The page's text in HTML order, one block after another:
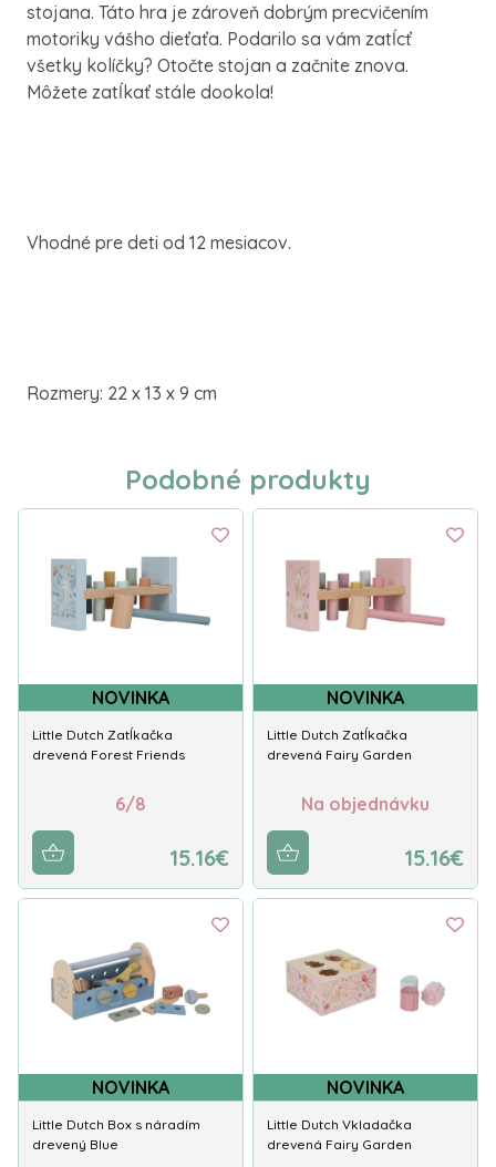
stojana. Táto hra je zároveň dobrým precvičením
motoriky vášho dieťaťa. Podarilo sa vám zatĺcť
všetky kolíčky? Otočte stojan a začnite znova.
Môžete zatĺkať stále dookola!
Vhodné pre deti od 12 mesiacov.
Rozmery: 22 x 13 x 9 cm
Podobné produkty
NOVINKA
Little Dutch Zatĺkačka
drevená Forest Friends
6/8
15.16€
NOVINKA
Little Dutch Zatĺkačka
drevená Fairy Garden
Na objednávku
15.16€
NOVINKA
Little Dutch Box s náradím
drevený Blue
NOVINKA
Little Dutch Vkladačka
drevená Fairy Garden